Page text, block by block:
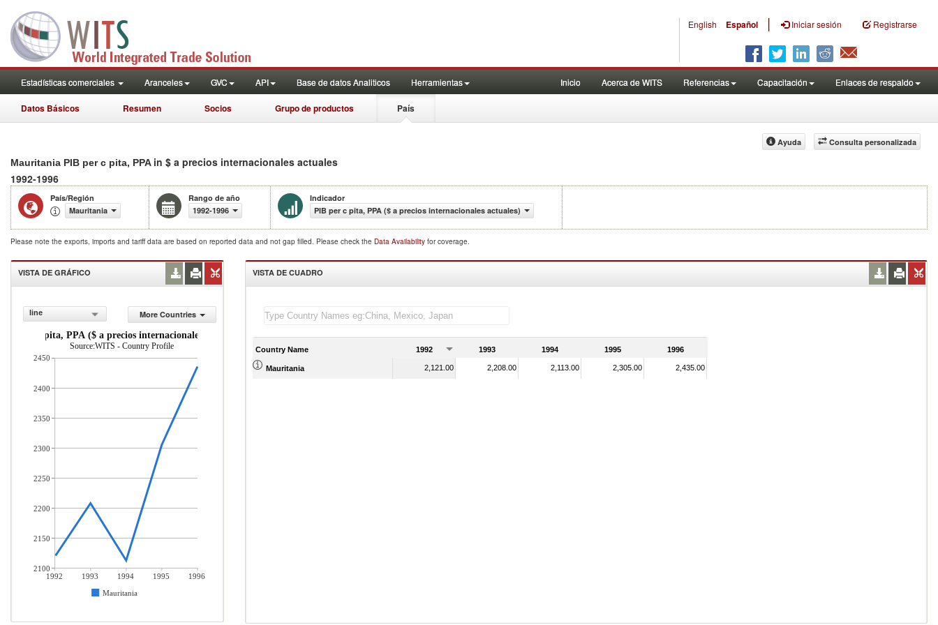
English Español | Iniciar sesión Registrarse
Estadísticas comerciales Aranceles GVC API Base de datos Analiticos Herramientas Inicio Acerca de WITS Referencias Capacitación Enlaces de respaldo
Datos Básicos Resumen Socios Grupo de productos País
Consulta personalizada
Ayuda
Mauritania PIB per c pita, PPA in $ a precios internacionales actuales
1992-1996
País/Región
Mauritania
Rango de año
1992-1996
Indicador
PIB per c pita, PPA ($ a precios internacionales actuales)
Please note the exports, imports and tariff data are based on reported data and not gap filled. Please check the Data Availability for coverage.
VISTA DE GRÁFICO
line
More Countries
PIB per c pita, PPA ($ a precios internacionales actuales)
Source:WITS - Country Profile
1992 1993 1994 1995
1996
Mauritania
2450
2400
2350
2300
2250
2200
2150
2100
VISTA DE CUADRO
Country Name 1992 1993 1994 1995 1996
Mauritania 2,121.00 2,208.00 2,113.00 2,305.00 2,435.00